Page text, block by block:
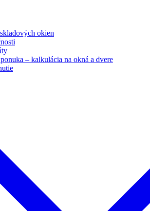
okien
– kalkulácia na okná a dvere